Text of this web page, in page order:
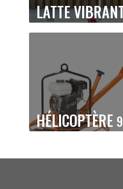
LATTE
HÉLICOPTÈRE